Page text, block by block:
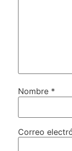
Nombre *
Correo